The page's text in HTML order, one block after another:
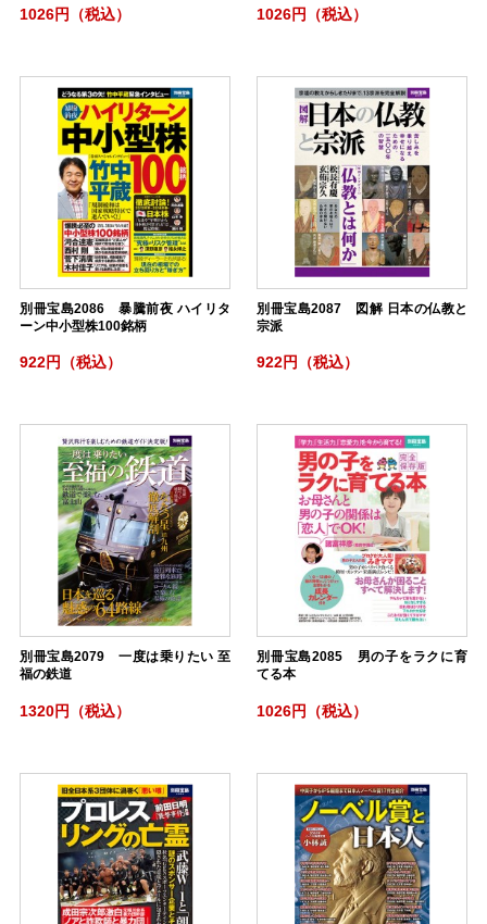
1026円（税込） 1026円（税込）
別冊宝島2086 暴騰前夜 ハイリタ
ーン中小型株100銘柄
922円（税込）
別冊宝島2087 図解 日本の仏教と
宗派
922円（税込）
別冊宝島2079 一度は乗りたい 至
福の鉄道
1320円（税込）
別冊宝島2085 男の子をラクに育
てる本
1026円（税込）